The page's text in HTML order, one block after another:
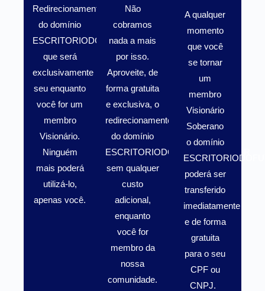
Redirecionamento
do domínio
ESCRITORIODOFUTURO.COM.BR
que será
exclusivamente
seu enquanto
você for um
membro
Visionário.
Ninguém
mais poderá
utilizá-lo,
apenas você.
Não
cobramos
nada a mais
por isso.
Aproveite, de
forma gratuita
e exclusiva, o
redirecionamento
do domínio
ESCRITORIODOFUTURO.COM.BR
sem qualquer
custo
adicional,
enquanto
você for
membro da
nossa
comunidade.
A qualquer
momento
que você
se tornar
um
membro
Visionário
Soberano
o domínio
poderá ser
transferido
imediatamente
e de forma
gratuita
para o seu
CPF ou
CNPJ.